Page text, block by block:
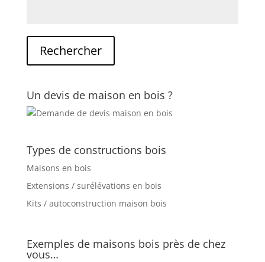
Un devis de maison en bois ?
Types de constructions bois
Maisons en bois
Extensions / surélévations en bois
Kits / autoconstruction maison bois
Exemples de maisons bois près de chez
vous…